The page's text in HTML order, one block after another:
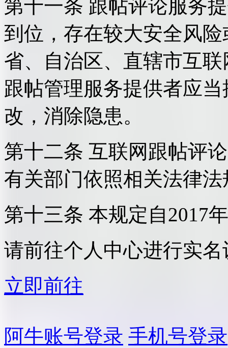
第十一条 跟帖评论服务
到位，存在较大安全风
省、自治区、直辖市互
跟帖管理服务提供者应
改，消除隐患。
第十二条 互联网跟帖评
有关部门依照相关法律
第十三条 本规定自2017
请前往个人中心进行实名
立即前往
阿牛账号登录 手机号登录